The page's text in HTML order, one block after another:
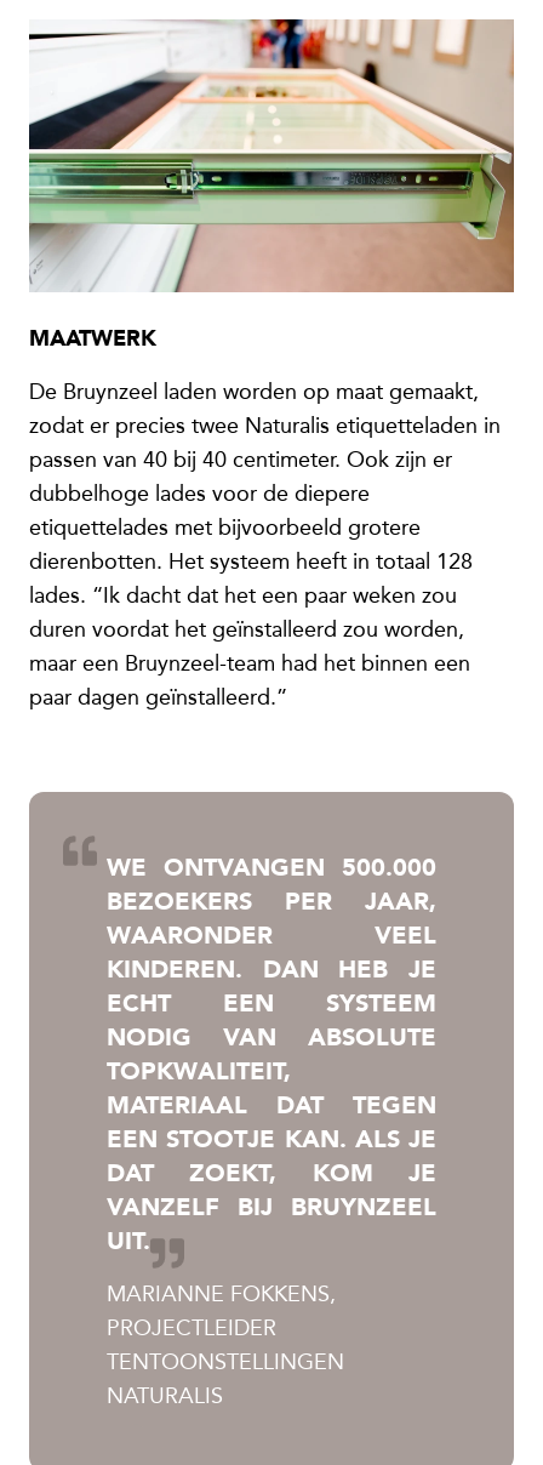
MAATWERK
De Bruynzeel laden worden op maat gemaakt,
zodat er precies twee Naturalis etiquetteladen in
passen van 40 bij 40 centimeter. Ook zijn er
dubbelhoge lades voor de diepere
etiquettelades met bijvoorbeeld grotere
dierenbotten. Het systeem heeft in totaal 128
lades. “Ik dacht dat het een paar weken zou
duren voordat het geïnstalleerd zou worden,
maar een Bruynzeel-team had het binnen een
paar dagen geïnstalleerd.”
WE ONTVANGEN 500.000
BEZOEKERS PER JAAR,
WAARONDER VEEL
KINDEREN. DAN HEB JE
ECHT EEN SYSTEEM
NODIG VAN ABSOLUTE
TOPKWALITEIT,
MATERIAAL DAT TEGEN
EEN STOOTJE KAN. ALS JE
DAT ZOEKT, KOM JE
VANZELF BIJ BRUYNZEEL
UIT.
MARIANNE FOKKENS,
PROJECTLEIDER
TENTOONSTELLINGEN
NATURALIS